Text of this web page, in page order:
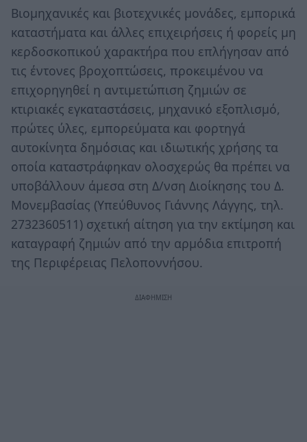
Βιομηχανικές και βιοτεχνικές μονάδες, εμπορικά
καταστήματα και άλλες επιχειρήσεις ή φορείς μη
κερδοσκοπικού χαρακτήρα που επλήγησαν από
τις έντονες βροχοπτώσεις, προκειμένου να
επιχορηγηθεί η αντιμετώπιση ζημιών σε
κτιριακές εγκαταστάσεις, μηχανικό εξοπλισμό,
πρώτες ύλες, εμπορεύματα και φορτηγά
αυτοκίνητα δημόσιας και ιδιωτικής χρήσης τα
οποία καταστράφηκαν ολοσχερώς θα πρέπει να
υποβάλλουν άμεσα στη Δ/νση Διοίκησης του Δ.
Μονεμβασίας (Υπεύθυνος Γιάννης Λάγγης, τηλ.
2732360511) σχετική αίτηση για την εκτίμηση και
καταγραφή ζημιών από την αρμόδια επιτροπή
της Περιφέρειας Πελοποννήσου.